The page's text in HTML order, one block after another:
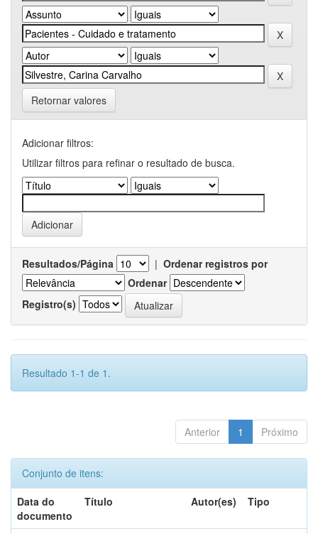
Retornar valores
Adicionar filtros:
Utilizar filtros para refinar o resultado de busca.
Resultados/Página | Ordenar registros por
Ordenar
Registro(s)
Resultado 1-1 de 1.
Anterior 1 Próximo
Conjunto de itens:
Data do
documento
Título Autor(es) Tipo